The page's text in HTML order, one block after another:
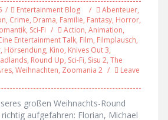
Entertainment Blog Abenteuer,
, Crime, Drama, Familie, Fantasy, Horror,
, Sci-Fi Action, Animation,
Entertainment Talk, Film, Filmplausch,
, Hörsendung, Kino, Knives Out 3,
, Round Up, Sci-Fi, Sisu 2, The
, Weihnachten, Zoomania 2
Leave
großen Weihnachts-Round
aufgefahren: Florian, Michael